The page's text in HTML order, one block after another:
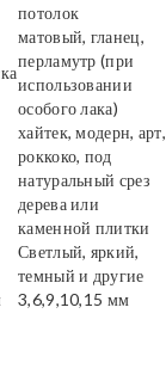
потолок
матовый, гланец,
перламутр (при
использовании
особого лака)
хайтек, модерн, арт,
роккоко, под
натуральный срез
дерева или
каменной плитки
Светлый, яркий,
темный и другие
3,6,9,10,15 мм